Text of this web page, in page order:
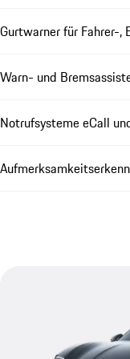
Gurtwarner für Fahrer-,
Warn- und
Notrufsysteme eCall